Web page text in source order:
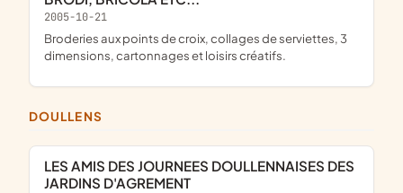
2005-10-21
broderies aux points de croix, collages de serviettes, 3
dimensions, cartonnages et loisirs créatifs.
DOULLENS
LES AMIS DES JOURNEES DOULLENNAISES DES
JARDINS D'AGREMENT